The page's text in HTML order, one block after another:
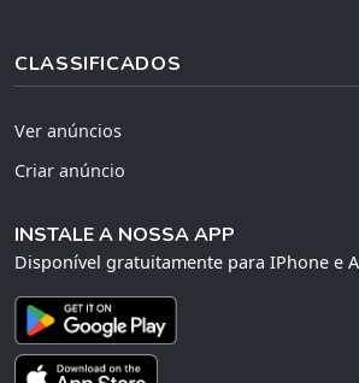
CLASSIFICADOS
Ver anúncios
Criar anúncio
INSTALE A NOSSA APP
Disponível gratuitamente para IPhone e